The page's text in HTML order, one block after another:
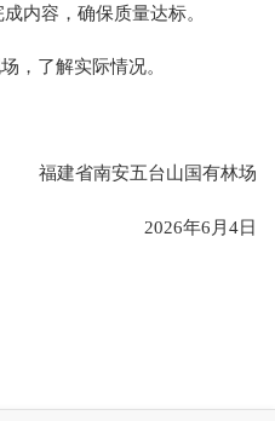
内容，确保质量达标。
了解实际情况。
福建省南安五台山国有林场
2026年6月4日